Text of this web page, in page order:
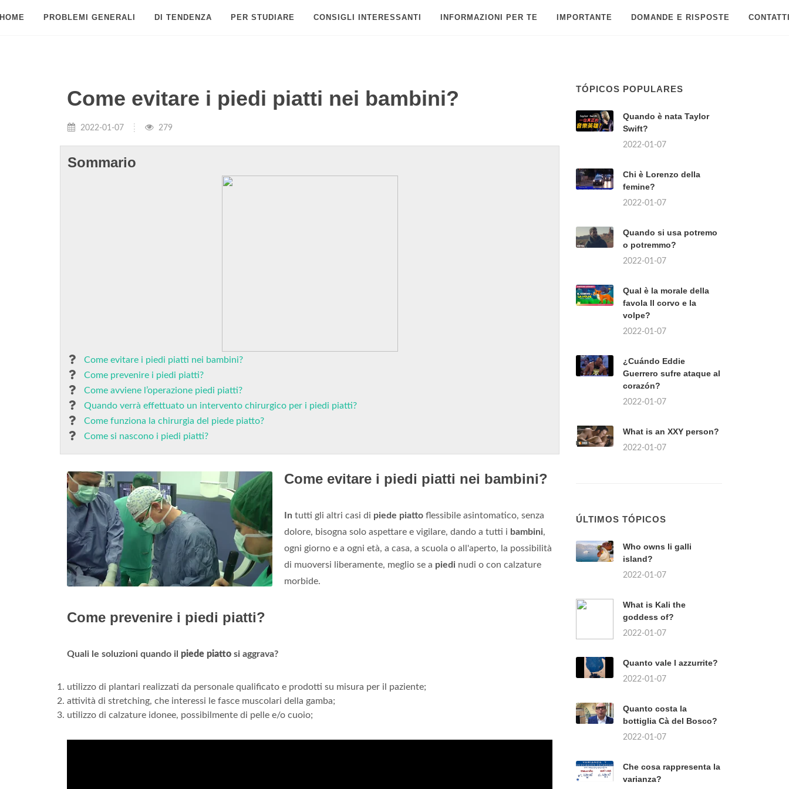
PROBLEMI GENERALI DI TENDENZA PER STUDIARE CONSIGLI INTERESSANTI INFORMAZIONI PER TE IMPORTANTE DOMANDE E RISPOSTE
Come evitare i piedi piatti nei bambini?
2022-01-07 279
Sommario
Come evitare i piedi piatti nei bambini?
Come prevenire i piedi piatti?
Come avviene l’operazione piedi piatti?
Quando verrà effettuato un intervento chirurgico per i piedi piatti?
Come funziona la chirurgia del piede piatto?
Come si nascono i piedi piatti?
Come evitare i piedi piatti nei bambini?
In tutti gli altri casi di piede piatto flessibile asintomatico, senza
dolore, bisogna solo aspettare e vigilare, dando a tutti i bambini,
ogni giorno e a ogni età, a casa, a scuola o all'aperto, la possibilità
di muoversi liberamente, meglio se a piedi nudi o con calzature
morbide.
Come prevenire i piedi piatti?
Quali le soluzioni quando il piede piatto si aggrava?
utilizzo di plantari realizzati da personale qualificato e prodotti su misura per il paziente;
attività di stretching, che interessi le fasce muscolari della gamba;
utilizzo di calzature idonee, possibilmente di pelle e/o cuoio;
TÓPICOS POPULARES
Quando è nata Taylor
Swift?
2022-01-07
Chi è Lorenzo della
femine?
2022-01-07
Quando si usa potremo
o potremmo?
2022-01-07
Qual è la morale della
favola Il corvo e la
volpe?
2022-01-07
¿Cuándo Eddie
Guerrero sufre ataque al
corazón?
2022-01-07
What is an XXY person?
2022-01-07
ÚLTIMOS TÓPICOS
Who owns li galli
island?
2022-01-07
What is Kali the
goddess of?
2022-01-07
Quanto vale l azzurrite?
2022-01-07
Quanto costa la
bottiglia Cà del Bosco?
2022-01-07
Che cosa rappresenta la
varianza?